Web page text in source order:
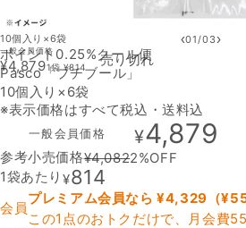
10個入り×6袋 ‹01 /03›
ポイント0.25%クール便
Pasco「プチブール」
10個入り×6袋
※表示価格はすべて税込・送料込
一般会員価格 ¥4,879
参考小売価格¥4,0822%OFF
1袋あたり ¥814
会員
プレミアム会員なら ¥4,329 （¥
この1点のおトクだけで、月会費
一般会員価格
¥4,8791袋¥814
売り切れ